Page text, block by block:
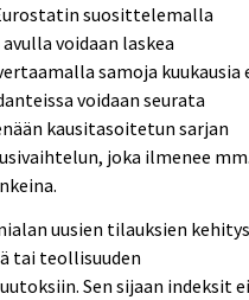
suosittelemalla
voidaan laskea
samoja kuukausia
voidaan seurata
kausitasoitetun sarjan
joka ilmenee mm.
uusien tilauksien
tai teollisuuden
Sen sijaan indeksit